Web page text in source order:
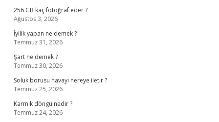
256 GB kaç fotoğraf eder ?
Ağustos 3, 2026
İyilik yapan ne demek ?
Temmuz 31, 2026
Şart ne demek ?
Temmuz 30, 2026
Soluk borusu havayı nereye iletir ?
Temmuz 25, 2026
Karmik döngü nedir ?
Temmuz 24, 2026